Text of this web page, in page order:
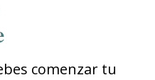
comenzar tu